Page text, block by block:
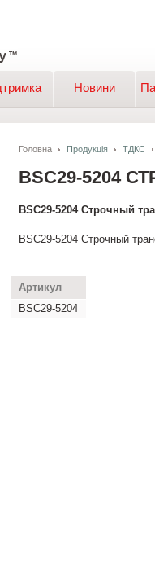
Новини
Головна Продукція ТДКС
BSC29-5204
BSC29-5204 Строчный
BSC29-5204 Строчный
Артикул
BSC29-5204